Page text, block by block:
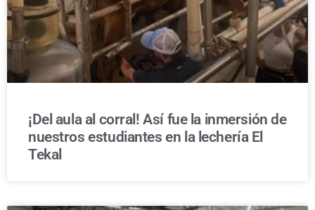
¡Del aula al corral! Así fue la inmersión de
nuestros estudiantes en la lechería El
Tekal